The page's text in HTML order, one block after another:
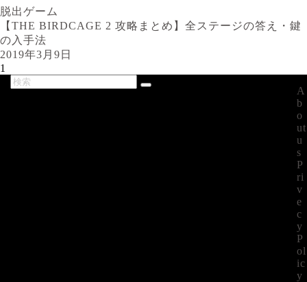
脱出ゲーム
【THE BIRDCAGE 2 攻略まとめ】全ステージの答え・鍵
の入手法
2019年3月9日
1
A
b
o
ut
u
s
P
ri
v
e
c
y
P
ol
ic
y